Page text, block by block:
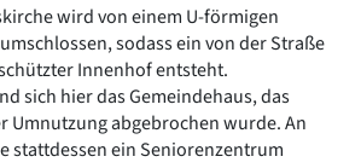
wird von einem U-förmigen
sodass ein von der Straße
Innenhof entsteht.
sich hier das Gemeindehaus, das
Umnutzung abgebrochen wurde. An
stattdessen ein Seniorenzentrum